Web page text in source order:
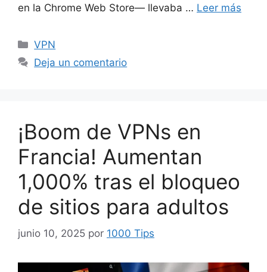
en la Chrome Web Store— llevaba … Leer más
Categorías
VPN
Deja un comentario
¡Boom de VPNs en
Francia! Aumentan
1,000% tras el bloqueo
de sitios para adultos
junio 10, 2025 por 1000 Tips